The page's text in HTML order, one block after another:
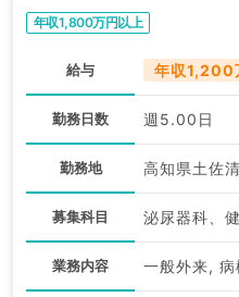
年収1,800万円以上
給与 年収1,200
勤務日数 週5.00日
勤務地 高知県土佐
募集科目 泌尿器科、
業務内容 一般外来,